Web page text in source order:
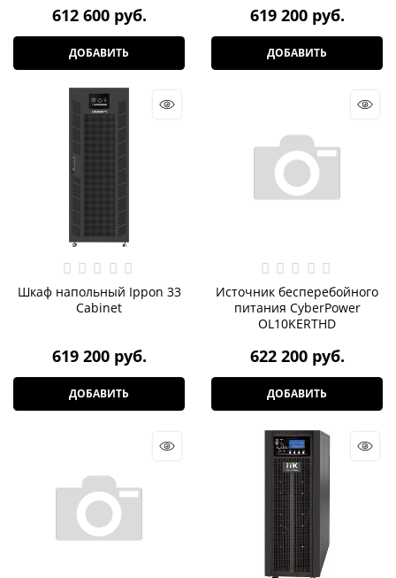
612 600 руб.
ДОБАВИТЬ
619 200 руб.
ДОБАВИТЬ
Шкаф напольный Ippon 33
Cabinet
619 200 руб.
ДОБАВИТЬ
Источник бесперебойного
питания CyberPower
OL10KERTHD
622 200 руб.
ДОБАВИТЬ